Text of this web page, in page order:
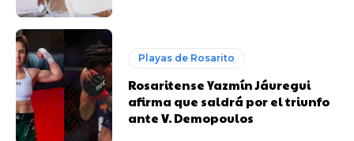
Playas de Rosarito
Rosaritense Yazmín Jáuregui
afirma que saldrá por el triunfo
ante V. Demopoulos